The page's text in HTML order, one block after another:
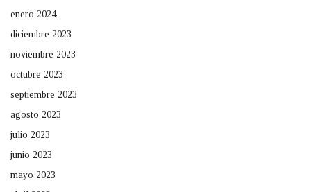
enero 2024
diciembre 2023
noviembre 2023
octubre 2023
septiembre 2023
agosto 2023
julio 2023
junio 2023
mayo 2023